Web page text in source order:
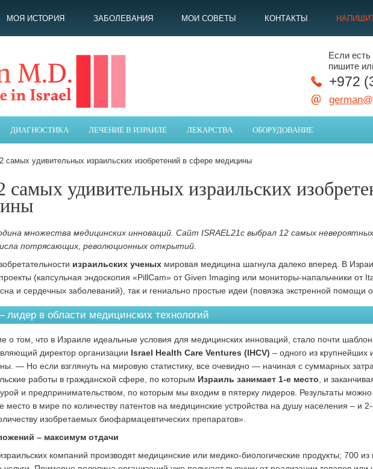
МОЯ ИСТОРИЯ ЗАБОЛЕВАНИЯ МОИ СОВЕТЫ КОНТАКТЫ
Если
пишите
+972
ДИАГНОСТИКА ЛЕЧЕНИЕ В ИЗРАИЛЕ ЛЕКАРСТВА ОБОРУДОВАНИЕ
самых удивительных израильских изобретений в сфере медицины
самых удивительных израильских
множества медицинских инноваций. Сайт ISRAEL21c выбрал 12 самых
потрясающих, революционных открытий.
израильских ученых мировая медицина шагнула далеко вперед. В
(капсульная эндоскопия «PillCam» от Given Imaging или мониторы-напальчники от
сна и сердечных заболеваний), так и гениально простые идеи (повязка экстренной помощи
лидер в области медицинских технологий
о том, что в Израиле идеальные условия для медицинских инноваций, стало почти
директор организации Israel Health Care Ventures (IHCV) – одного из крупнейших
— Но если взглянуть на мировую статистику, все очевидно — начиная с суммарных
работы в гражданской сфере, по которым Израиль занимает 1-е место , и
и предпринимательством, по которым мы входим в пятерку лидеров. Результаты
место в мире по количеству патентов на медицинские устройства на душу населения – и
изобретаемых биофармацевтических препаратов».
– максимум отдачи
компаний производят медицинские или медико-биологические продукты; 700 из